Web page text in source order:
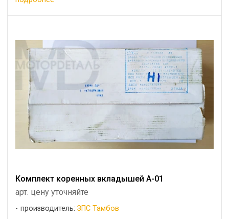
Комплект коренных вкладышей А-01
арт. цену уточняйте
производитель:ЗПС Тамбов